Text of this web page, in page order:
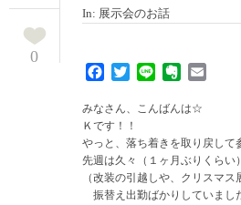
0
In: 展示会のお話
FacebookTwitterLine Evernote
みなさん、こんばんは☆
Ｋです！！
やっと、落ち着きを取り戻して
先週は久々（１ヶ月ぶりくらい
（改装の引越しや、クリスマ
振替え出勤ばかりしていまし